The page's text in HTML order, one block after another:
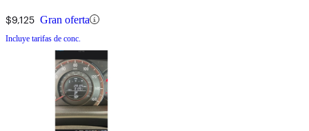
$9,125 Gran oferta
Incluye tarifas de conc.